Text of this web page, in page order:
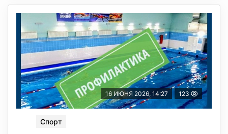
16 ИЮНЯ 2026, 14:27 123
Спорт